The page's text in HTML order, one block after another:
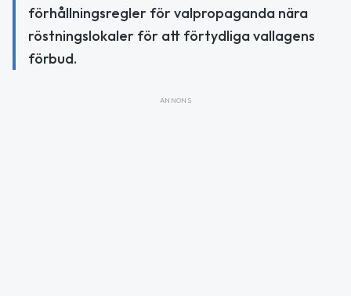
förhållningsregler för valpropaganda nära
röstningslokaler för att förtydliga vallagens
förbud.
ANNONS